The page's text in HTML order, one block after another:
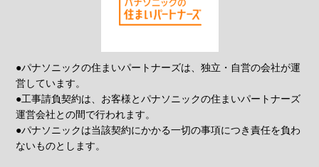
●パナソニックの住まいパートナーズは、独立・自営の会社が運
営しています。
●工事請負契約は、お客様とパナソニックの住まいパートナーズ
運営会社との間で行われます。
●パナソニックは当該契約にかかる一切の事項につき責任を負わ
ないものとします。